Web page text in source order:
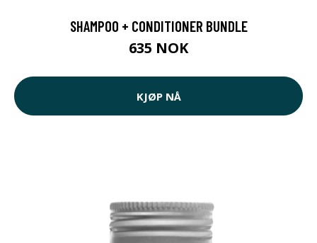
SHAMPOO + CONDITIONER BUNDLE
635 NOK
KJØP NÅ